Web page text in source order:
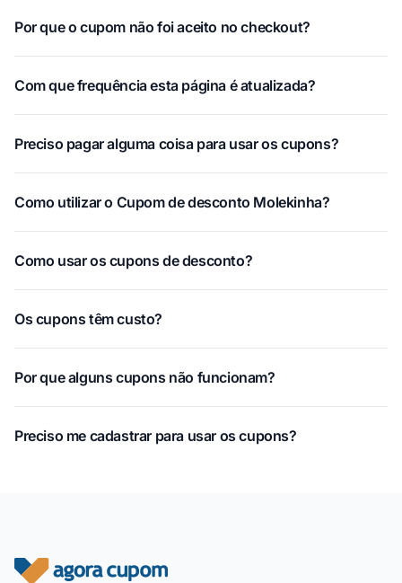
Por que o cupom não foi aceito no checkout?
Com que frequência esta página é atualizada?
Preciso pagar alguma coisa para usar os cupons?
Como utilizar o Cupom de desconto Molekinha?
Como usar os cupons de desconto?
Os cupons têm custo?
Por que alguns cupons não funcionam?
Preciso me cadastrar para usar os cupons?
Rodapé do site